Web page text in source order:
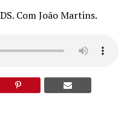
Com João Martins.